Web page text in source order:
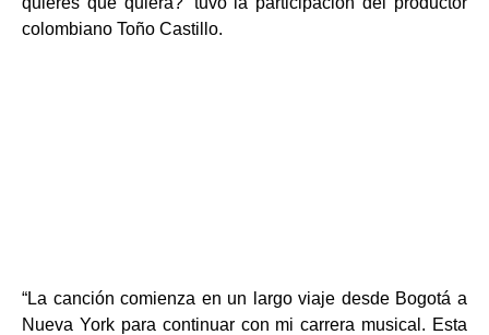
colombiano Toño Castillo.
“La canción comienza en un largo viaje desde Bogotá a
Nueva York para continuar con mi carrera musical. Esta